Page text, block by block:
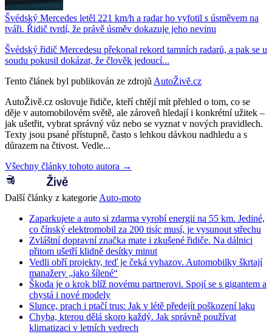
Švédský Mercedes letěl 221 km/h a radar ho vyfotil s úsměvem na
tváři. Řidič tvrdí, že právě úsměv dokazuje jeho nevinu
Švédský řidič Mercedesu překonal rekord tamních radarů, a pak se u
soudu pokusil dokázat, že člověk jedoucí...
Tento článek byl publikován ze zdrojůAutoŽivě.cz
AutoŽivě.cz oslovuje řidiče, kteří chtějí mít přehled o tom, co se
děje v automobilovém světě, ale zároveň hledají i konkrétní užitek –
jak ušetřit, vybrat správný vůz nebo se vyznat v nových pravidlech.
Texty jsou psané přístupně, často s lehkou dávkou nadhledu a s
důrazem na čtivost. Vedle...
Všechny články tohoto autora →
Další články z kategorieAuto-moto
Zaparkujete a auto si zdarma vyrobí energii na 55 km. Jediné,
co čínský elektromobil za 200 tisíc musí, je vysunout střechu
Zvláštní dopravní značka mate i zkušené řidiče. Na dálnici
přitom ušetří klidně desítky minut
Vedli obří projekty, teď je čeká vyhazov. Automobilky škrtají
manažery „jako šílené“
Škoda je o krok blíž novému partnerovi. Spojí se s gigantem a
chystá i nové modely
Slunce, prach i ptačí trus: Jak v létě předejít poškození laku
Chyba, kterou dělá skoro každý. Jak správně používat
klimatizaci v letních vedrech